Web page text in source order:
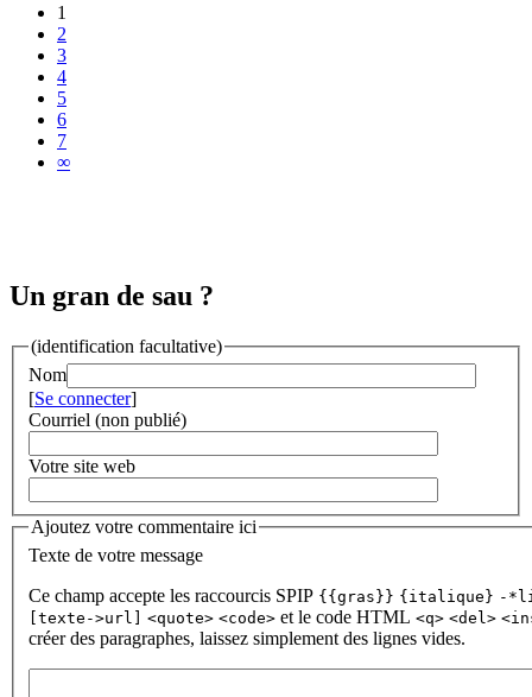
1
2
3
4
5
6
7
∞
Un gran de sau ?
(identification facultative)
Nom
[Se connecter]
Courriel (non publié)
Votre site web
Ajoutez votre commentaire ici
Texte de votre message
Ce champ accepte les raccourcis SPIP {{gras}} {italique} -
[texte->url] <quote> <code> et le code HTML <q> <del>
créer des paragraphes, laissez simplement des lignes vides.